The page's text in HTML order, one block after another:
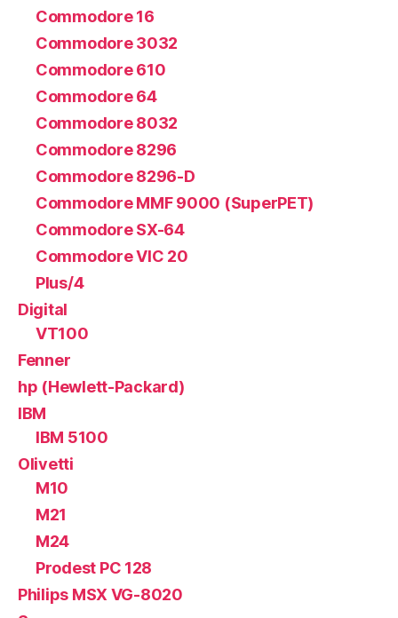
Commodore 16
Commodore 3032
Commodore 610
Commodore 64
Commodore 8032
Commodore 8296
Commodore 8296-D
Commodore MMF 9000 (SuperPET)
Commodore SX-64
Commodore VIC 20
Plus/4
Digital
VT100
Fenner
hp (Hewlett-Packard)
IBM
IBM 5100
Olivetti
M10
M21
M24
Prodest PC 128
Philips MSX VG-8020